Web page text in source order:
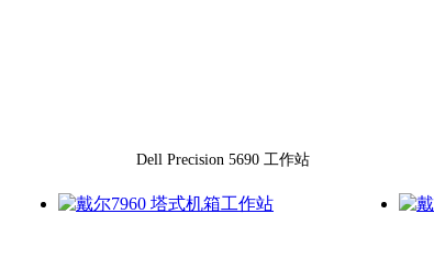
Dell Precision 5690 工作站